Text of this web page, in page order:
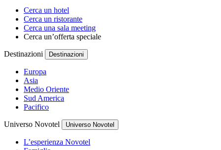
Cerca un hotel
Cerca un ristorante
Cerca una sala meeting
Cerca un’offerta speciale
Destinazioni Destinazioni
Europa
Asia
Medio Oriente
Sud America
Pacifico
Universo Novotel Universo Novotel
L’esperienza Novotel